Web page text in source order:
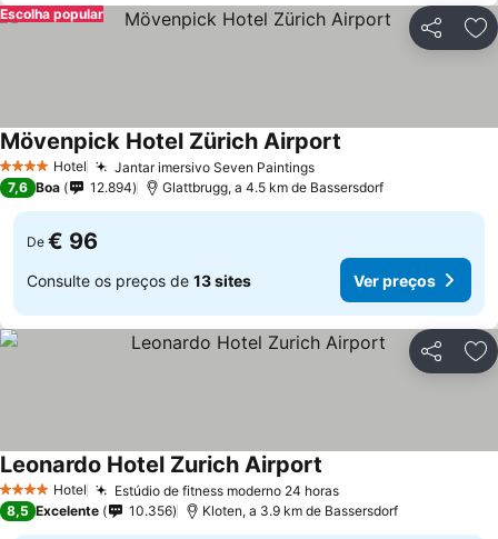
Partilhar
Escolha popular
4 EstrelasHotel Jantar imersivo Seven Paintings
Mövenpick Hotel Zürich Airport
7,6 Boa 12.894 Glattbrugg, a 4.5 km de Bassersdorf
De € 96
Consulte os preços de 13 sites Ver preços
Partilhar
4 EstrelasHotel Estúdio de fitness moderno 24 horas
Leonardo Hotel Zurich Airport
8,5 Excelente 10.356 Kloten, a 3.9 km de Bassersdorf